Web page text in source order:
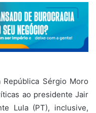
Sérgio Moro
ao presidente Jair
Lula (PT), inclusive,